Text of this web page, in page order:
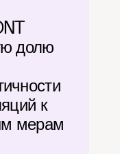
долю
к
мерам